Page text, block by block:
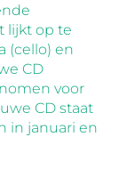
lijkt op te
(cello) en
CD
voor
CD staat
in januari en